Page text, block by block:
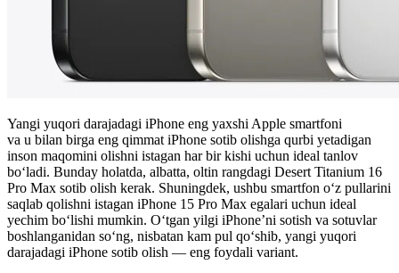
Yangi yuqori darajadagi iPhone eng yaxshi Apple smartfoni
va u bilan birga eng qimmat iPhone sotib olishga qurbi yetadigan
inson maqomini olishni istagan har bir kishi uchun ideal tanlov
bo‘ladi. Bunday holatda, albatta, oltin rangdagi Desert Titanium 16
Pro Max sotib olish kerak. Shuningdek, ushbu smartfon o‘z pullarini
saqlab qolishni istagan iPhone 15 Pro Max egalari uchun ideal
yechim bo‘lishi mumkin. Oʻtgan yilgi iPhone’ni sotish va sotuvlar
boshlanganidan soʻng, nisbatan kam pul qoʻshib, yangi yuqori
darajadagi iPhone sotib olish — eng foydali variant.